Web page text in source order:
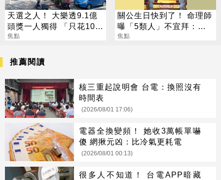
天選之人！ 大樂透9.1億
頭獎一人獨得 「只花100
元」買法曝光
焦點
關公生日快到了！ 命理師
曝「5類人」不宜拜：求
偏財、做這些事反招禍
焦點
推薦閱讀
核三重起說明會 台電：換照沒有
時間表
(2026/08/01 17:06)
電器全換變頻！ 她收3萬帳單嚇
傻 網揪元凶：比冷氣更耗電
(2026/08/01 00:13)
很多人不知道！ 台電APP暗藏